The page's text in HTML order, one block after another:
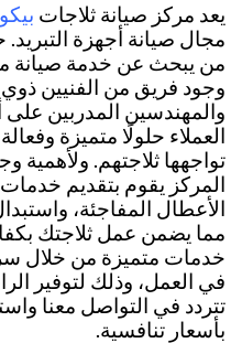
يعد مركز صيانة ثلاجات بيكو
مجال صيانة أجهزة التبريد.
من يبحث عن خدمة صيانة
وجود فريق من الفنيين ذوي
والمهندسين المدربين
العملاء حلولًا متميزة
تواجهها ثلاجتهم. ولأهمية
المركز يقوم بتقديم خدمات
الأعطال المفاجئة،
مما يضمن عمل ثلاجتك
خدمات متميزة من خلال
في العمل، وذلك لتوفير
تتردد في التواصل معنا
بأسعار تنافسية.